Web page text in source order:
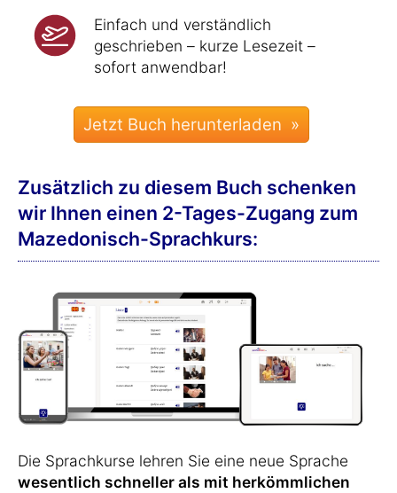
Einfach und verständlich
geschrieben – kurze Lesezeit –
sofort anwendbar!
Zusätzlich zu diesem Buch schenken
wir Ihnen einen 2-Tages-Zugang zum
Mazedonisch-Sprachkurs:
Die Sprachkurse lehren Sie eine neue Sprache
wesentlich schneller als mit herkömmlichen